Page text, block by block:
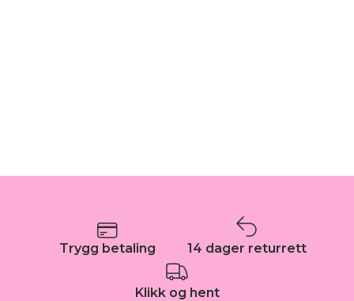
Trygg betaling 14 dager returrett
Klikk og hent